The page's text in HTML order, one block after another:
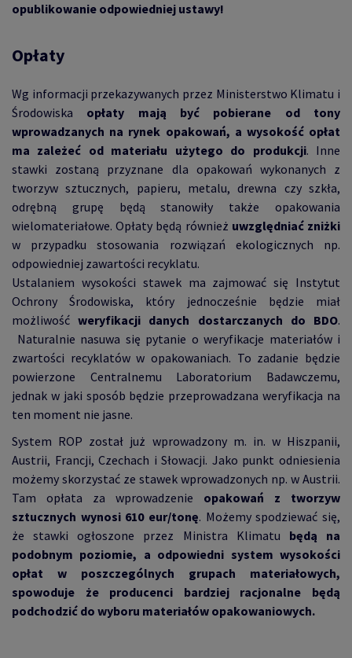
opublikowanie odpowiedniej ustawy!
Opłaty
Wg informacji przekazywanych przez Ministerstwo Klimatu i
Środowiska opłaty mają być pobierane od tony
wprowadzanych na rynek opakowań, a wysokość opłat
ma zależeć od materiału użytego do produkcji. Inne
stawki zostaną przyznane dla opakowań wykonanych z
tworzyw sztucznych, papieru, metalu, drewna czy szkła,
odrębną grupę będą stanowiły także opakowania
wielomateriałowe. Opłaty będą również uwzględniać zniżki
w przypadku stosowania rozwiązań ekologicznych np.
odpowiedniej zawartości recyklatu.
Ustalaniem wysokości stawek ma zajmować się Instytut
Ochrony Środowiska, który jednocześnie będzie miał
możliwośćweryfikacji danych dostarczanych do BDO.
Naturalnie nasuwa się pytanie o weryfikacje materiałów i
zwartości recyklatów w opakowaniach. To zadanie będzie
powierzone Centralnemu Laboratorium Badawczemu,
jednak w jaki sposób będzie przeprowadzana weryfikacja na
ten moment nie jasne.
System ROP został już wprowadzony m. in. w Hiszpanii,
Austrii, Francji, Czechach i Słowacji. Jako punkt odniesienia
możemy skorzystać ze stawek wprowadzonych np. w Austrii.
Tam opłata za wprowadzenie opakowań z tworzyw
sztucznych wynosi 610 eur/tonę. Możemy spodziewać się,
że stawki ogłoszone przez Ministra Klimatu będą na
podobnym poziomie, a odpowiedni system wysokości
opłat w poszczególnych grupach materiałowych,
spowoduje że producenci bardziej racjonalne będą
podchodzić do wyboru materiałów opakowaniowych.